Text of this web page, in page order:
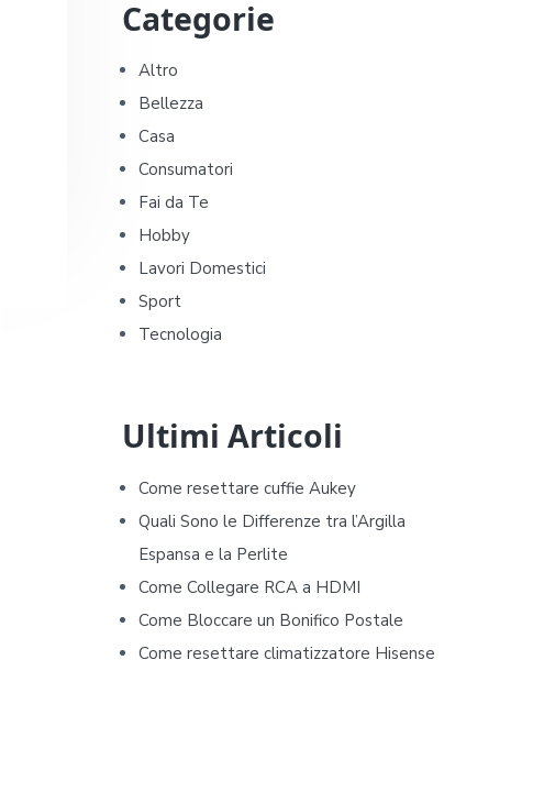
r
i
m
a
r
y
S
d
e
b
a
r
Categorie
Altro
Bellezza
Casa
Consumatori
Fai da Te
Hobby
Lavori Domestici
Sport
Tecnologia
Ultimi Articoli
Come resettare cuffie Aukey​​
Quali Sono le Differenze tra l’Argilla
Espansa e la Perlite
Come Collegare RCA a HDMI
Come Bloccare un Bonifico Postale
Come resettare climatizzatore Hisense​​